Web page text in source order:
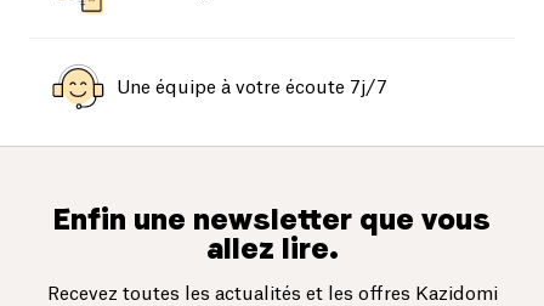
Une équipe à votre écoute 7j/7
Enfin une newsletter que vous
allez lire.
Recevez toutes les actualités et les offres Kazidomi